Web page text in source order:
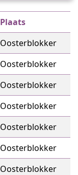
Plaats
Oosterblokker
Oosterblokker
Oosterblokker
Oosterblokker
Oosterblokker
Oosterblokker
Oosterblokker